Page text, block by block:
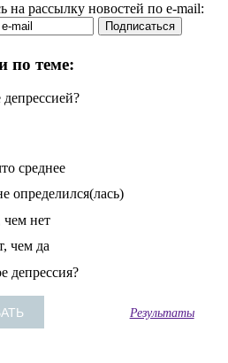
на рассылку новостей по e-mail:
по теме:
среднее
определился(лась)
чем нет
чем да
депрессия?
Результаты